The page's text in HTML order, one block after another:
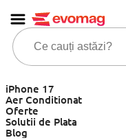
iPhone 17
Aer Conditionat
Oferte
Solutii de Plata
Blog